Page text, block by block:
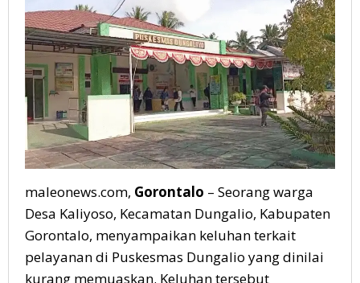
maleonews.com, Gorontalo – Seorang warga
Desa Kaliyoso, Kecamatan Dungalio, Kabupaten
Gorontalo, menyampaikan keluhan terkait
pelayanan di Puskesmas Dungalio yang dinilai
kurang memuaskan. Keluhan tersebut